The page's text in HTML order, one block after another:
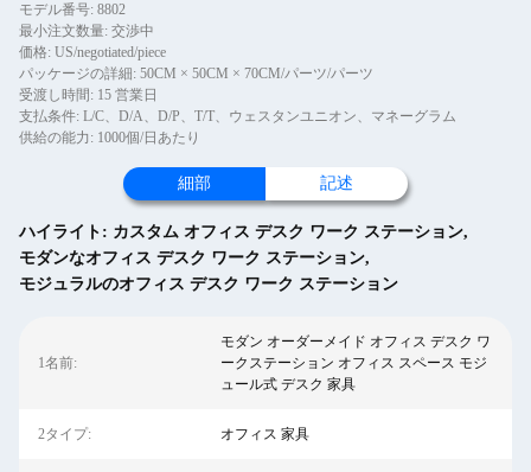
モデル番号: 8802
最小注文数量: 交渉中
価格: US/negotiated/piece
パッケージの詳細: 50CM × 50CM × 70CM/パーツ/パーツ
受渡し時間: 15 営業日
支払条件: L/C、D/A、D/P、T/T、ウェスタンユニオン、マネーグラム
供給の能力: 1000個/日あたり
細部 記述
ハイライト: カスタム オフィス デスク ワーク ステーション,
モダンなオフィス デスク ワーク ステーション,
モジュラルのオフィス デスク ワーク ステーション
1名前:
モダン オーダーメイド オフィス デスク ワ
ークステーション オフィス スペース モジ
ュール式 デスク 家具
2タイプ: オフィス 家具